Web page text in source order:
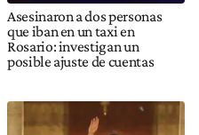
Asesinaron a dos personas
que iban en un taxi en
Rosario: investigan un
posible ajuste de cuentas